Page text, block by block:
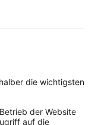
die wichtigsten
der Website
auf die